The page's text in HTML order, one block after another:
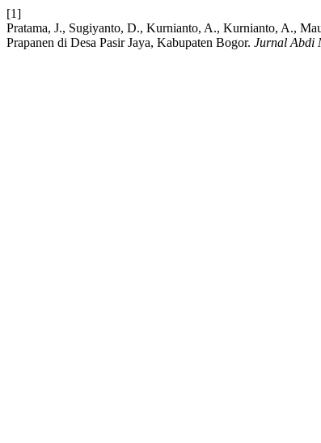
[1]
Pratama, J., Sugiyanto, D., Kurnianto, A., Kurnianto, A.,
Prapanen di Desa Pasir Jaya, Kabupaten Bogor. Jurnal Abdi